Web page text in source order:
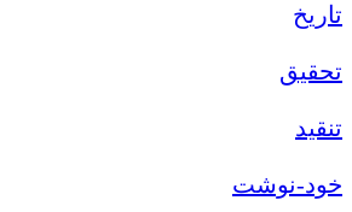
تاریخ
تحقیق
تنقید
خود-نوشت